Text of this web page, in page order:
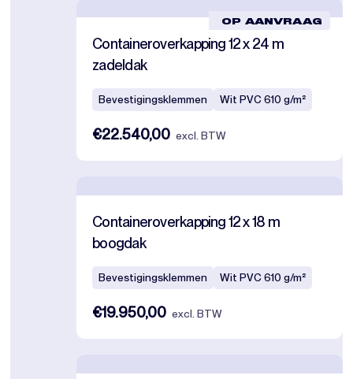
OP AANVRAAG
Containeroverkapping 12 x 24 m
zadeldak
Bevestigingsklemmen Wit PVC 610 g/m²
€22.540,00 excl. BTW
Containeroverkapping 12 x 18 m
boogdak
Bevestigingsklemmen Wit PVC 610 g/m²
€19.950,00 excl. BTW